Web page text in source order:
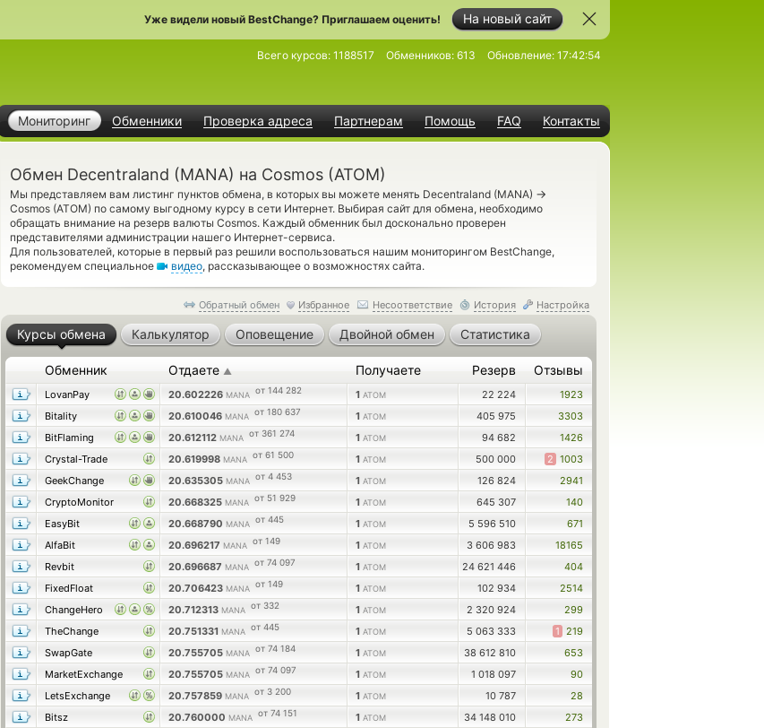
На новый сайт
Уже видели новый BestChange? Приглашаем оценить!
Мониторинг Обменники Проверка адреса Партнерам Помощь FAQ Контакты
Всего курсов: 1188517 Обменников: 613 Обновление: 17:42:54
Обмен Decentraland (MANA) на Cosmos (ATOM)
Мы представляем вам листинг пунктов обмена, в которых вы можете менять Decentraland (MANA) →
Cosmos (ATOM) по самому выгодному курсу в сети Интернет. Выбирая сайт для обмена, необходимо
обращать внимание на резерв валюты Cosmos. Каждый обменник был досконально проверен
представителями администрации нашего Интернет-сервиса.
Для пользователей, которые в первый раз решили воспользоваться нашим мониторингом BestChange,
рекомендуем специальное
видео, рассказывающее о возможностях сайта.
Обратный обмен Избранное Несоответствие История Настройка
Курсы обмена Калькулятор Оповещение Двойной обмен Статистика
Обменник Отдаете ▲ Получаете Резерв Отзывы
LovanPay 20.602226 MANA от 144 282 1 ATOM 22 224
1923
Bitality
20.610046 MANA от 180 637 1 ATOM 405 975
3303
BitFlaming
20.612112 MANA от 361 274 1 ATOM 94 682
1426
Crystal-Trade
20.619998 MANA от 61 500 1 ATOM 500 000 2 1003
GeekChange
20.635305 MANA от 4 453 1 ATOM 126 824
2941
CryptoMonitor
20.668325 MANA от 51 929 1 ATOM 645 307
140
EasyBit
20.668790 MANA от 445 1 ATOM 5 596 510
671
AlfaBit
20.696217 MANA от 149 1 ATOM 3 606 983
18165
Revbit
20.696687 MANA от 74 097 1 ATOM 24 621 446
404
FixedFloat
20.706423 MANA от 149 1 ATOM 102 934
2514
ChangeHero
20.712313 MANA от 332 1 ATOM 2 320 924
299
TheChange
20.751331 MANA от 445 1 ATOM 5 063 333 1 219
SwapGate
20.755705 MANA от 74 184 1 ATOM 38 612 810
653
MarketExchange
20.755705 MANA от 74 097 1 ATOM 1 018 097
90
LetsExchange
20.757859 MANA от 3 200 1 ATOM 10 787
28
Bitsz
20.760000 MANA от 74 151 1 ATOM 34 148 010
273